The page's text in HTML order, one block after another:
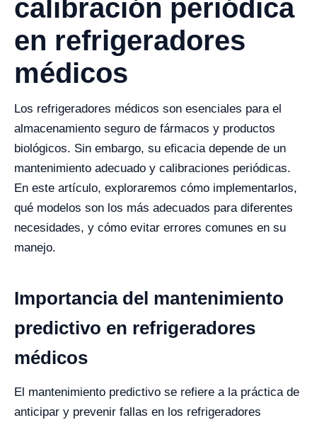
calibración periódica
en refrigeradores
médicos
Los refrigeradores médicos son esenciales para el
almacenamiento seguro de fármacos y productos
biológicos. Sin embargo, su eficacia depende de un
mantenimiento adecuado y calibraciones periódicas.
En este artículo, exploraremos cómo implementarlos,
qué modelos son los más adecuados para diferentes
necesidades, y cómo evitar errores comunes en su
manejo.
Importancia del mantenimiento
predictivo en refrigeradores
médicos
El mantenimiento predictivo se refiere a la práctica de
anticipar y prevenir fallas en los refrigeradores